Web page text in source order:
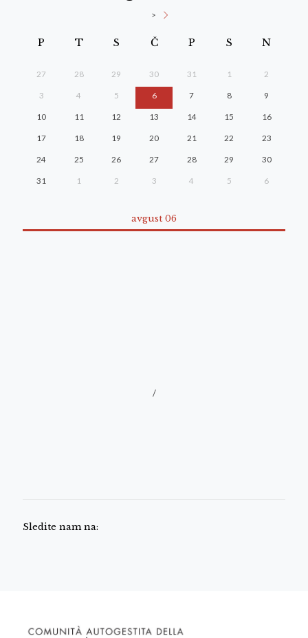
>
P T S Č P S N
27 28 29 30 31 1 2
3 4 5 6 7 8 9
10 11 12 13 14 15 16
17 18 19 20 21 22 23
24 25 26 27 28 29 30
31 1 2 3 4 5 6
avgust 06
/
Sledite nam na: